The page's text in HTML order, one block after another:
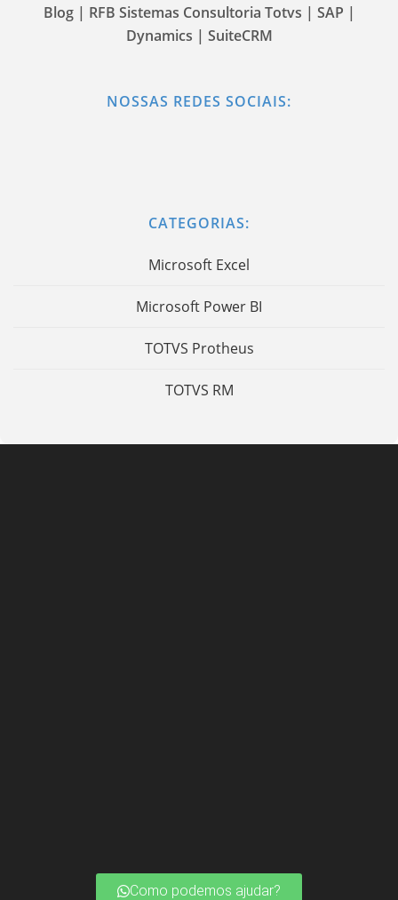
Blog | RFB Sistemas Consultoria Totvs | SAP |
Dynamics | SuiteCRM
NOSSAS REDES SOCIAIS:
CATEGORIAS:
Microsoft Excel
Microsoft Power BI
TOTVS Protheus
TOTVS RM
Como podemos ajudar?